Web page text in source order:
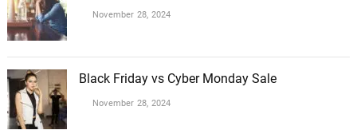
November 28, 2024
Black Friday vs Cyber Monday Sale
November 28, 2024